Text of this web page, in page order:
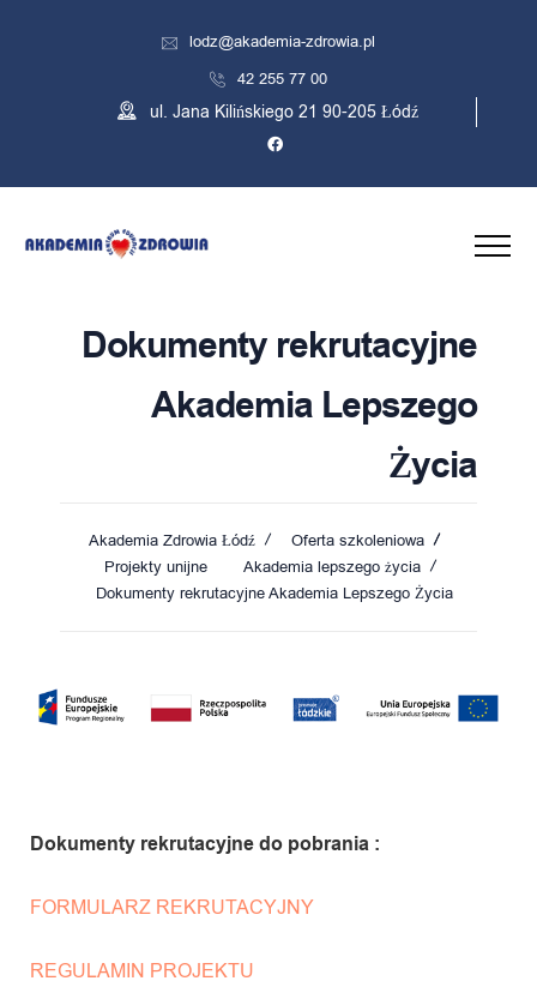
lodz@akademia-zdrowia.pl
42 255 77 00
ul. Jana Kilińskiego 21 90-205 Łódź
Dokumenty rekrutacyjne
Akademia Lepszego
Życia
Akademia Zdrowia Łódź
Oferta szkoleniowa
Projekty unijne
Akademia lepszego życia
Dokumenty rekrutacyjne Akademia Lepszego Życia
Dokumenty rekrutacyjne do pobrania :
FORMULARZ REKRUTACYJNY
REGULAMIN PROJEKTU